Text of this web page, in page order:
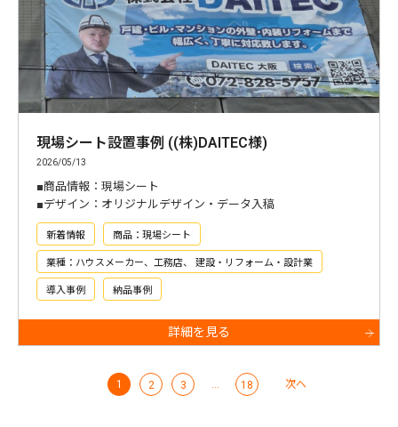
現場シート設置事例 ((株)DAITEC様)
2026/05/13
■商品情報：現場シート
■デザイン：オリジナルデザイン・データ入稿
新着情報 商品：現場シート
業種：ハウスメーカー、工務店、 建設・リフォーム・設計業
導入事例 納品事例
詳細を見る
1 2 3 18 次へ